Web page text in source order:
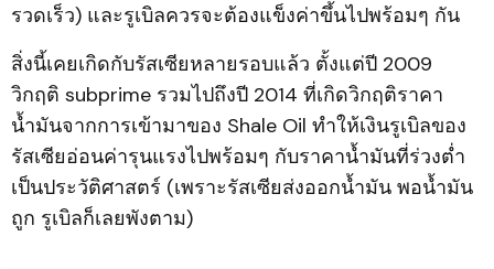
รวดเร็ว) และรูเบิลควรจะต้องแข็งค่าขึ้นไปพร้อมๆ กัน
สิ่งนี้เคยเกิดกับรัสเซียหลายรอบแล้ว ตั้งแต่ปี 2009
วิกฤติ subprime รวมไปถึงปี 2014 ที่เกิดวิกฤติราคา
น้ำมันจากการเข้ามาของ Shale Oil ทำให้เงินรูเบิลของ
รัสเซียอ่อนค่ารุนแรงไปพร้อมๆ กับราคาน้ำมันที่ร่วงต่ำ
เป็นประวัติศาสตร์ (เพราะรัสเซียส่งออกน้ำมัน พอน้ำมัน
ถูก รูเบิลก็เลยพังตาม)